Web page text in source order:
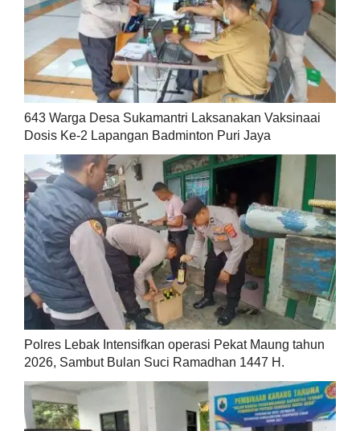
643 Warga Desa Sukamantri Laksanakan Vaksinaai
Dosis Ke-2 Lapangan Badminton Puri Jaya
Polres Lebak Intensifkan operasi Pekat Maung tahun
2026, Sambut Bulan Suci Ramadhan 1447 H.